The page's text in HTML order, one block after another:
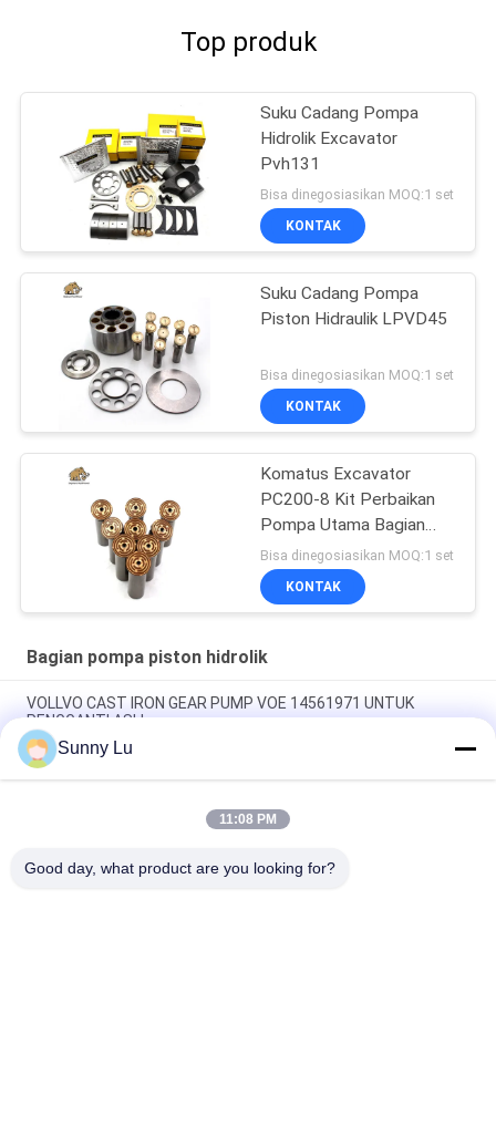
Top produk
Suku Cadang Pompa
Hidrolik Excavator
Pvh131
Bisa dinegosiasikan MOQ:1 set
KONTAK
Suku Cadang Pompa
Piston Hidraulik LPVD45
Bisa dinegosiasikan MOQ:1 set
KONTAK
Komatus Excavator
PC200-8 Kit Perbaikan
Pompa Utama Bagian
Pompa Hidraulik Pompa
Piston Layanan
Perbaikan Pemeliharaan
Bisa dinegosiasikan MOQ:1 set
KONTAK
Bagian pompa piston hidrolik
VOLLVO CAST IRON GEAR PUMP VOE 14561971 UNTUK
PENGGANTI ASLI
VOLLVO CAST IRON GEAR PUMP VOE 14537295 UNTUK
PENGGANTI ASLI
VOLLVO CAST IRON GEAR PUMP VOE 14782798 UNTUK
Sunny Lu
11:08 PM
Good day, what product are you looking for?